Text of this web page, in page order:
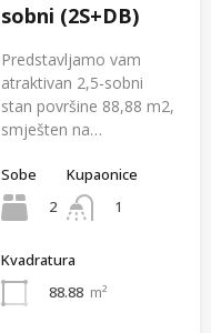
sobni (2S+DB)
Predstavljamo vam
atraktivan 2,5-sobni
stan površine 88,88 m2,
smješten na…
Sobe
2
Kupaonice
1
Kvadratura
88.88 m²